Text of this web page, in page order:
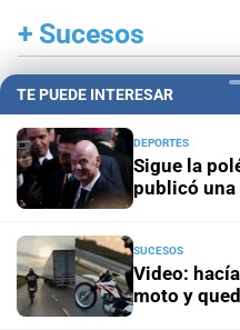
+ Sucesos
TE PUEDE INTERESAR
DEPORTES
Sigue la
publicó una
SUCESOS
Video:
moto y